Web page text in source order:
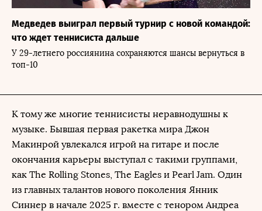
Медведев выиграл первый турнир с новой командой:
что ждет теннисиста дальше
У 29-летнего россиянина сохраняются шансы вернуться в
топ-10
К тому же многие теннисисты неравнодушны к
музыке. Бывшая первая ракетка мира Джон
Макинрой увлекался игрой на гитаре и после
окончания карьеры выступал с такими группами,
как The Rolling Stones, The Eagles и Pearl Jam. Один
из главных талантов нового поколения Янник
Синнер в начале 2025 г. вместе с тенором Андреа